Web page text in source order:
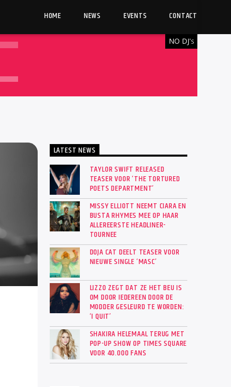
HOME NEWS EVENTS CONTACT
NO DJ'S
LATEST NEWS
TAYLOR SWIFT RELEASED
TEASER VOOR ‘THE TORTURED
POETS DEPARTMENT’
MISSY ELLIOTT NEEMT CIARA EN
BUSTA RHYMES MEE OP HAAR
ALLEREERSTE HEADLINER-
TOURNEE
DOJA CAT DEELT TEASER VOOR
NIEUWE SINGLE ‘MASC’
LIZZO ZEGT DAT ZE HET BEU IS
OM DOOR IEDEREEN DOOR DE
MODDER GESLEURD TE WORDEN:
‘I QUIT’
SHAKIRA HELEMAAL TERUG MET
POP-UP SHOW OP TIMES SQUARE
VOOR 40.000 FANS